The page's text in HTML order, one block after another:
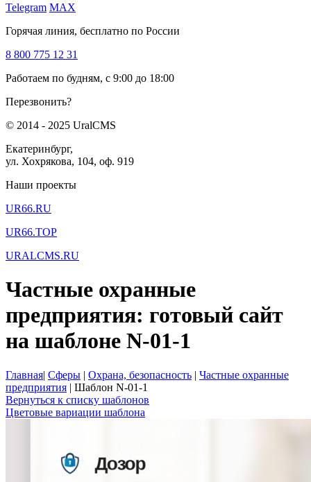
Telegram MAX
Горячая линия, бесплатно по России
8 800 775 12 31
Работаем по будням, с 9:00 до 18:00
Перезвонить?
© 2014 - 2025 UralCMS
Екатеринбург,
ул. Хохрякова, 104, оф. 919
Наши проекты
UR66.RU
UR66.TOP
URALCMS.RU
Частные охранные
предприятия: готовый сайт
на шаблоне N-01-1
Главная| Сферы | Охрана, безопасность | Частные охранные
предприятия | Шаблон N-01-1
Вернуться к списку шаблонов
Цветовые вариации шаблона